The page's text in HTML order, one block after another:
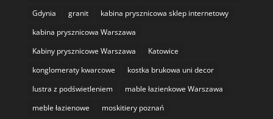
Gdynia
granit
kabina prysznicowa sklep internetowy
kabina prysznicowa Warszawa
Kabiny prysznicowe Warszawa
Katowice
konglomeraty kwarcowe
kostka brukowa uni decor
lustra z podświetleniem
mable łazienkowe Warszawa
meble łazienowe
moskitiery poznań